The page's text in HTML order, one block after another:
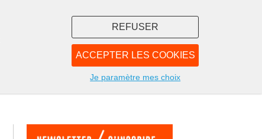
ACCEPTER LES COOKIES
REFUSER
Je paramètre mes choix
NOUS